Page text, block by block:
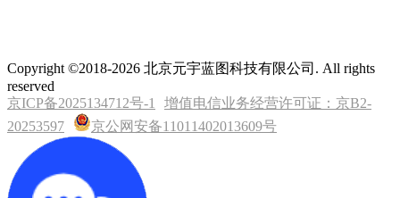
Copyright ©2018-2026 北京元宇蓝图科技有限公司. All rights
reserved
京ICP备2025134712号-1
增值电信业务经营许可证：京B2-
20253597
京公网安备11011402013609号